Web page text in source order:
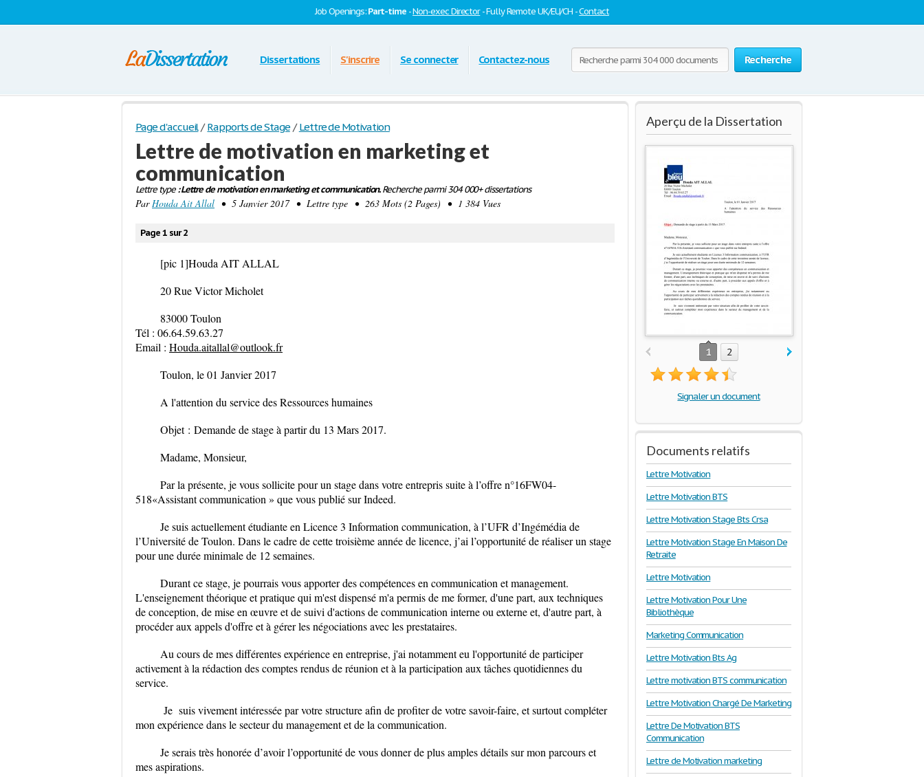
Job Openings:Part-time -Non-exec Director- Fully Remote UK/EU/CH -Contact
Recherche
Dissertations S'inscrire Se connecter Contactez-nous
Page d'accueil / Rapports de Stage / Lettre de Motivation
Lettre de motivation en marketing et
communication
Lettre type: Lettre de motivation en marketing et communication.Recherche parmi 304 000+ dissertations
ParHouda Ait Allal • 5 Janvier 2017 • Lettre type • 263 Mots (2 Pages) • 1 384 Vues
Page 1 sur 2
[pic 1]Houda AIT ALLAL
20 Rue Victor Micholet
83000 Toulon
Tél : 06.64.59.63.27
Email : Houda.aitallal@outlook.fr
Toulon, le 01 Janvier 2017
A l'attention du service des Ressources humaines
Objet : Demande de stage à partir du 13 Mars 2017.
Madame, Monsieur,
Par la présente, je vous sollicite pour un stage dans votre entrepris suite à l’offre n°16FW04-
518«Assistant communication » que vous publié sur Indeed.
Je suis actuellement étudiante en Licence 3 Information communication, à l’UFR d’Ingémédia de
l’Université de Toulon. Dans le cadre de cette troisième année de licence, j’ai l’opportunité de réaliser un stage
pour une durée minimale de 12 semaines.
Durant ce stage, je pourrais vous apporter des compétences en communication et management.
L'enseignement théorique et pratique qui m'est dispensé m'a permis de me former, d'une part, aux techniques
de conception, de mise en œuvre et de suivi d'actions de communication interne ou externe et, d'autre part, à
procéder aux appels d'offre et à gérer les négociations avec les prestataires.
Au cours de mes différentes expérience en entreprise, j'ai notamment eu l'opportunité de participer
activement à la rédaction des comptes rendus de réunion et à la participation aux tâches quotidiennes du
service.
Je suis vivement intéressée par votre structure afin de profiter de votre savoir-faire, et surtout compléter
mon expérience dans le secteur du management et de la communication.
Je serais très honorée d’avoir l’opportunité de vous donner de plus amples détails sur mon parcours et
mes aspirations.
Aperçu de la Dissertation
1 2
Signaler un document
Documents relatifs
Lettre Motivation
Lettre Motivation BTS
Lettre Motivation Stage Bts Crsa
Lettre Motivation Stage En Maison De
Retraite
Lettre Motivation
Lettre Motivation Pour Une
Bibliothèque
Marketing Communication
Lettre Motivation Bts Ag
Lettre motivation BTS communication
Lettre Motivation Chargé De Marketing
Lettre De Motivation BTS
Communication
Lettre de Motivation marketing